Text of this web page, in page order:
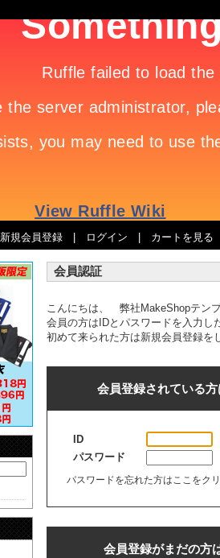
新規会員登録 ログイン カートを見る
会員認証
こんにちは、 弊社MakeShopテン
会員の方はIDとパスワードを入力し
初めて来られた方は新規会員登録を
会員登録されている
ID
パスワード
パスワードを忘れた方はここをク
会員登録がまだの方